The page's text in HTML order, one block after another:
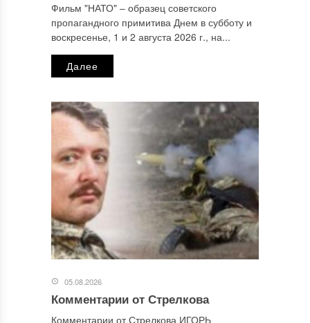
Этот сайт использует Akismet для борьбы со спамом.
Узнайте, как обрабатываются ваши данные комментариев
персональных данных.
Фильм "НАТО" ‒ образец советского
пропагандного примитива Днем в субботу и
воскресенье, 1 и 2 августа 2026 г., на...
Далее
05.08.2026
Комментарии от Стрелкова
Комментарии от Стрелкова ИГОРЬ